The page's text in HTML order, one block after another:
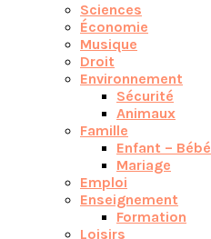
Sciences
Économie
Musique
Droit
Environnement
Sécurité
Animaux
Famille
Enfant – Bébé
Mariage
Emploi
Enseignement
Formation
Loisirs